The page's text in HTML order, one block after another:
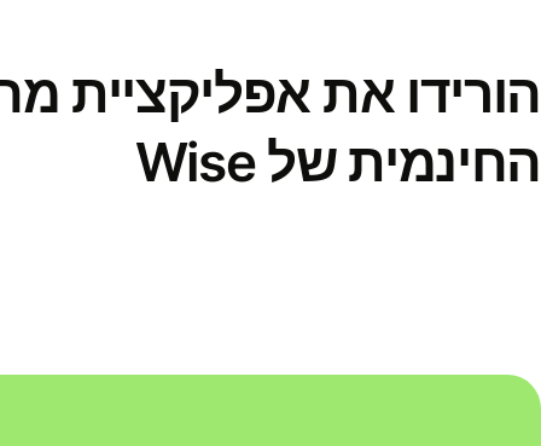
הורידו את אפליקציית
החינמית של Wise